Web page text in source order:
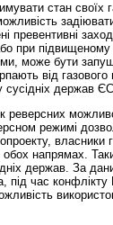
стан своїх
превентивні
при
може бути
від газового
сусідніх держав
реверсних
режимі
власники
напрямах.
держав. За
час конфлікту